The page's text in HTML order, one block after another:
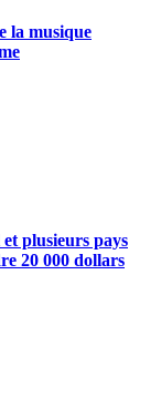
la musique
plusieurs pays
20 000 dollars